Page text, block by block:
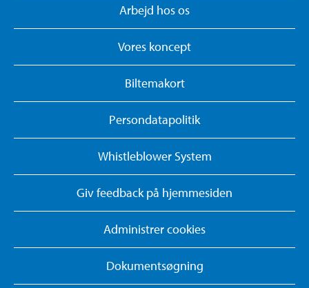
Arbejd hos os
Vores koncept
Biltemakort
Persondatapolitik
Whistleblower System
Giv feedback på hjemmesiden
Administrer cookies
Dokumentsøgning